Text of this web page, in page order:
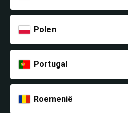
Polen
Portugal
Roemenië